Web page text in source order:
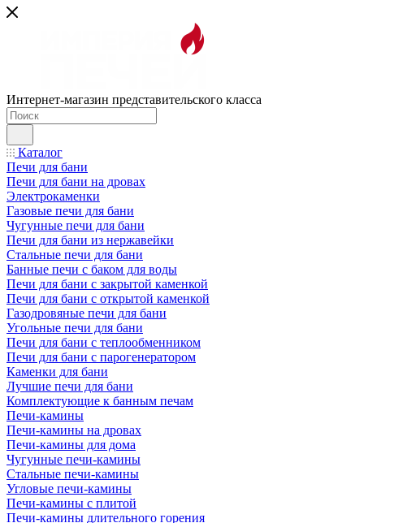
Интернет-магазин представительского класса
Каталог
Печи для бани
Печи для бани на дровах
Электрокаменки
Газовые печи для бани
Чугунные печи для бани
Печи для бани из нержавейки
Стальные печи для бани
Банные печи с баком для воды
Печи для бани с закрытой каменкой
Печи для бани с открытой каменкой
Газодровяные печи для бани
Угольные печи для бани
Печи для бани с теплообменником
Печи для бани с парогенератором
Каменки для бани
Лучшие печи для бани
Комплектующие к банным печам
Печи-камины
Печи-камины на дровах
Печи-камины для дома
Чугунные печи-камины
Стальные печи-камины
Угловые печи-камины
Печи-камины с плитой
Печи-камины длительного горения